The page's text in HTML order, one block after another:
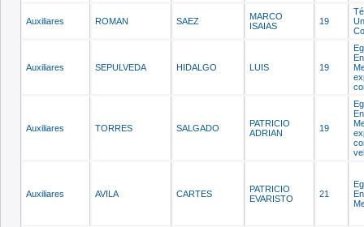
Auxiliares ROMAN SAEZ
MARCO
ISAIAS
19
Auxiliares SEPULVEDA HIDALGO LUIS 19
Auxiliares TORRES SALGADO
PATRICIO
ADRIAN
19
Auxiliares AVILA CARTES
PATRICIO
EVARISTO
21